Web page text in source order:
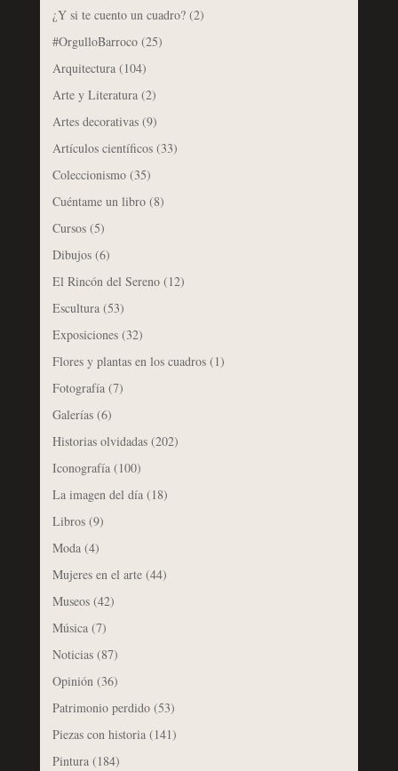
¿Y si te cuento un cuadro?(2)
#OrgulloBarroco(25)
Arquitectura(104)
Arte y Literatura(2)
Artes decorativas(9)
Artículos científicos(33)
Coleccionismo(35)
Cuéntame un libro(8)
Cursos(5)
Dibujos(6)
El Rincón del Sereno(12)
Escultura(53)
Exposiciones(32)
Flores y plantas en los cuadros(1)
Fotografía(7)
Galerías(6)
Historias olvidadas(202)
Iconografía(100)
La imagen del día(18)
Libros(9)
Moda(4)
Mujeres en el arte(44)
Museos(42)
Música(7)
Noticias(87)
Opinión(36)
Patrimonio perdido(53)
Piezas con historia(141)
Pintura(184)